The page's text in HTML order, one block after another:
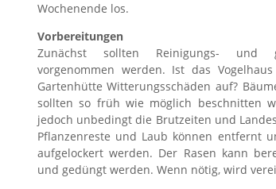
Wochenende los.
Vorbereitungen
Zunächst sollten Reinigungs- und
vorgenommen werden. Ist das
Gartenhütte Witterungsschäden auf?
sollten so früh wie möglich beschnitten
jedoch unbedingt die Brutzeiten und
Pflanzenreste und Laub können entfernt
aufgelockert werden. Der Rasen kann
und gedüngt werden. Wenn nötig, wird